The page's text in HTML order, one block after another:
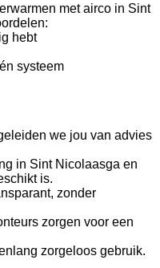
met airco in Sint
hebt
systeem
we jou van advies
in Sint Nicolaasga en
is.
zonder
zorgen voor een
zorgeloos gebruik.